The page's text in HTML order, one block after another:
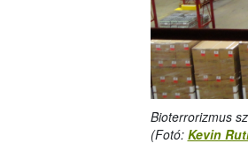
Bioterrorizmus
(Fotó: Kevin